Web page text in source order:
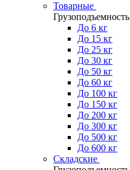
Товарные
Грузоподъемность
До 6 кг
До 15 кг
До 25 кг
До 30 кг
До 50 кг
До 60 кг
До 100 кг
До 150 кг
До 200 кг
До 300 кг
До 500 кг
До 600 кг
Складские